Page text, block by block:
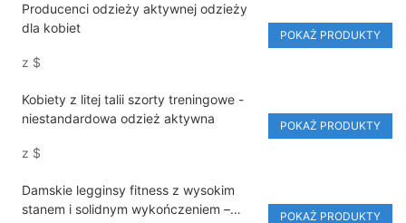
Producenci odzieży aktywnej odzieży
dla kobiet
z $
POKAŻ PRODUKTY
Kobiety z litej talii szorty treningowe -
niestandardowa odzież aktywna
z $
POKAŻ PRODUKTY
Damskie legginsy fitness z wysokim
stanem i solidnym wykończeniem –
POKAŻ PRODUKTY